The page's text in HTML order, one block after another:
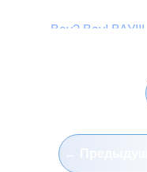
Вау? Вау! ВАУ!!!
←